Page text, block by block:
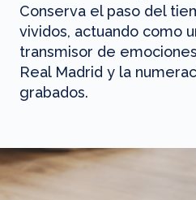
Conserva el paso del
vividos, actuando como
transmisor de
Real Madrid y la
grabados.